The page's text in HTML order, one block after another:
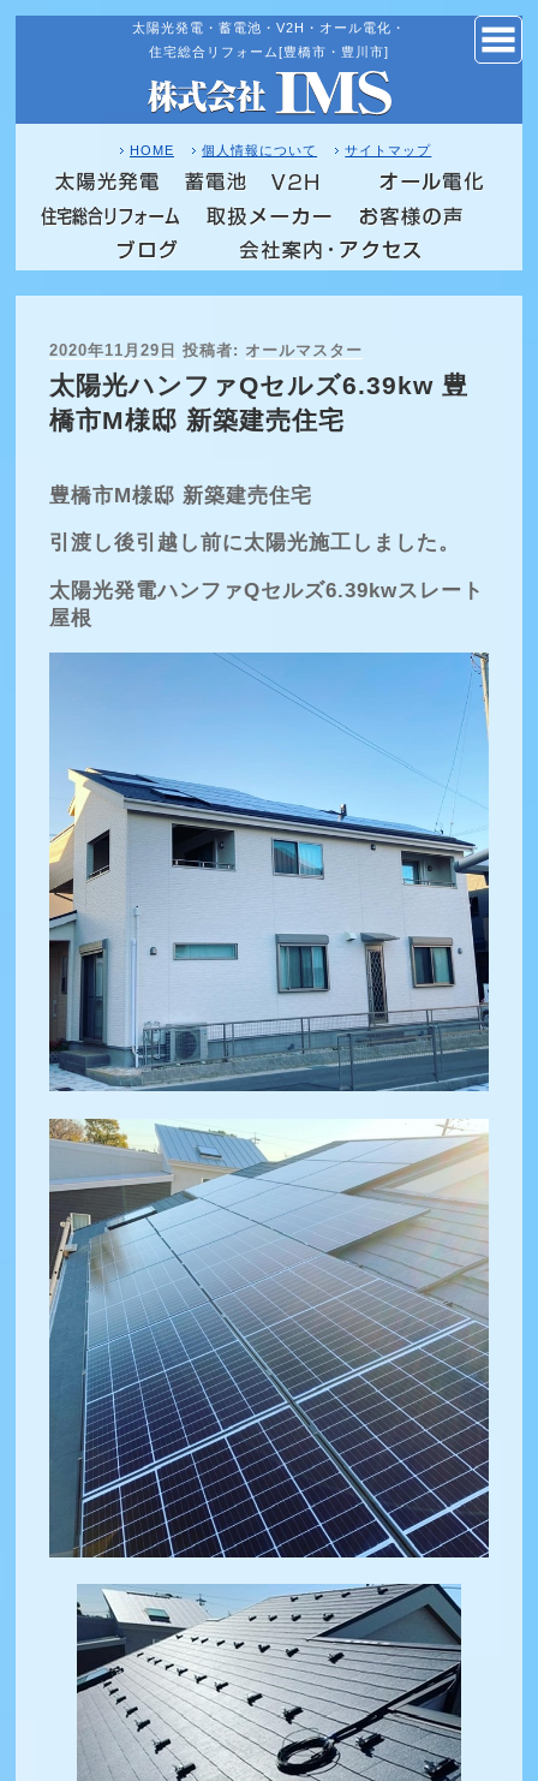
コ
ン
ン
ツ
へ
ス
キ
ッ
プ
太陽光発電・蓄電池・V2H・オール電化・
住宅総合リフォーム[豊橋市・豊川市]
HOME 個人情報について サイトマップ
投
稿
日:
2020年11月29日 投稿者: オールマスター
太陽光ハンファQセルズ6.39kw 豊
橋市M様邸 新築建売住宅
豊橋市M様邸 新築建売住宅
引渡し後引越し前に太陽光施工しました。
太陽光発電ハンファQセルズ6.39kwスレート
屋根